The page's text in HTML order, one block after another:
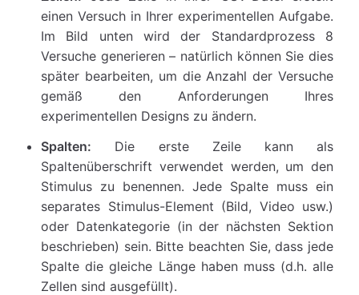
einen Versuch in Ihrer experimentellen Aufgabe.
Im Bild unten wird der Standardprozess 8
Versuche generieren – natürlich können Sie dies
später bearbeiten, um die Anzahl der Versuche
gemäß den Anforderungen Ihres
experimentellen Designs zu ändern.
Spalten: Die erste Zeile kann als
Spaltenüberschrift verwendet werden, um den
Stimulus zu benennen. Jede Spalte muss ein
separates Stimulus-Element (Bild, Video usw.)
oder Datenkategorie (in der nächsten Sektion
beschrieben) sein. Bitte beachten Sie, dass jede
Spalte die gleiche Länge haben muss (d.h. alle
Zellen sind ausgefüllt).